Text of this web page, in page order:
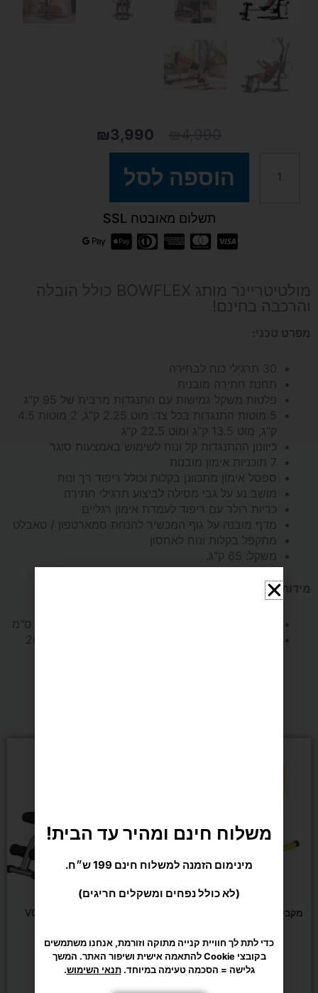
המחיר
המקורי
היה:
₪4,990.
₪3,990
PR1000
והרכבה
בחינם*
הוספה לסל
תשלום מאובטח SSL
מולטיטריינר מותג BOWFLEX כולל הובלה
והרכבה בחינם!
מפרט טכני:
30 תרגילי כוח לבחירה
תחנת חתירה מובנית
פלטות משקל גמישות עם התנגדות מרבית של 95 ק"ג
5 מוטות התנגדות בכל צד: מוט 2.25 ק"ג, 2 מוטות 4.5
ק"ג, מוט 13.5 ק"ג ומוט 22.5 ק"ג
כיוונון ההתנגדות קל ונוח לשימוש באמצעות סוגר
7 תוכניות אימון מובנות
ספסל אימון מתכוונן בקלות וכולל ריפוד רך ונוח
מושב נע על גבי מסילה לביצוע תרגילי חתירה
כריות רולר עם ריפוד לעמדת אימון רגליים
מדף מובנה על גוף המכשיר להנחת סמארטפון / טאבלט
מתקפל בקלות ונוח לאחסון
משקל: 65 ק"ג.
מידות:
מקופל – אורך 113.5 ס"מ, רוחב 203 ס"מ, גובה 209
FIT PRO
מקבילים אקולייזר גובה מתכוונן
₪269
כוח ומשקולות
₪1,179
מינימום הזמנה למשלוח חינם 199 ש״ח.
(לא כולל נפחים ומשקלים חריגים)
גלישה = הסכמה טעימה במיוחד.תנאי השימוש.